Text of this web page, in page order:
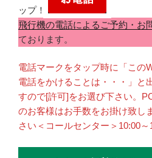
ップ！
飛行機の電話によるご予約・お
ております。
電話マークをタップ時に「この
電話をかけることは・・・」と
すので[許可]をお選び下さい。
のお客様はお手数をお掛け致し
さい＜コールセンター＞10:00～